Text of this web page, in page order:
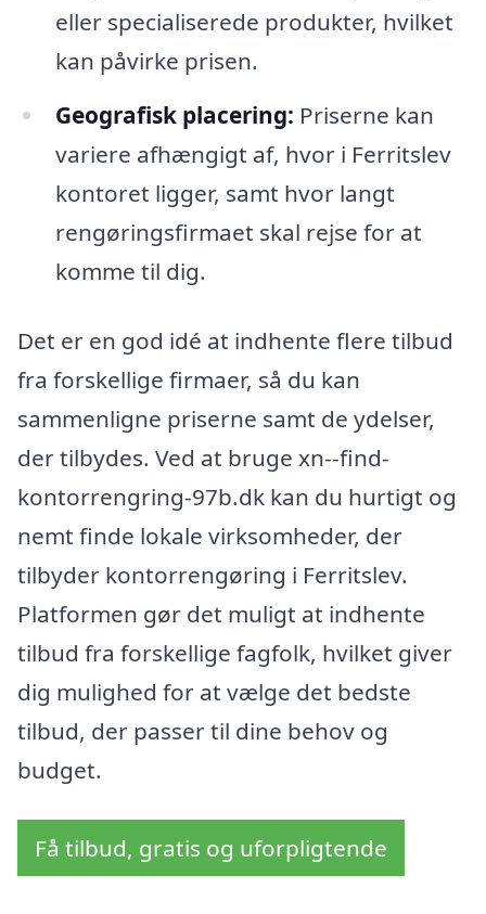
eller specialiserede produkter, hvilket
kan påvirke prisen.
Geografisk placering: Priserne kan
variere afhængigt af, hvor i Ferritslev
kontoret ligger, samt hvor langt
rengøringsfirmaet skal rejse for at
komme til dig.
Det er en god idé at indhente flere tilbud
fra forskellige firmaer, så du kan
sammenligne priserne samt de ydelser,
der tilbydes. Ved at bruge xn--find-
kontorrengring-97b.dk kan du hurtigt og
nemt finde lokale virksomheder, der
tilbyder kontorrengøring i Ferritslev.
Platformen gør det muligt at indhente
tilbud fra forskellige fagfolk, hvilket giver
dig mulighed for at vælge det bedste
tilbud, der passer til dine behov og
budget.
Få tilbud, gratis og uforpligtende